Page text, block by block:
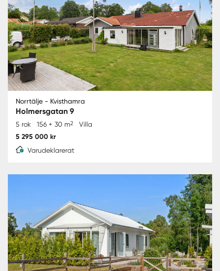
Norrtälje - Kvisthamra
Holmersgatan 9
5 rok 156 + 30 m2 Villa
5 295 000 kr
Varudeklarerat